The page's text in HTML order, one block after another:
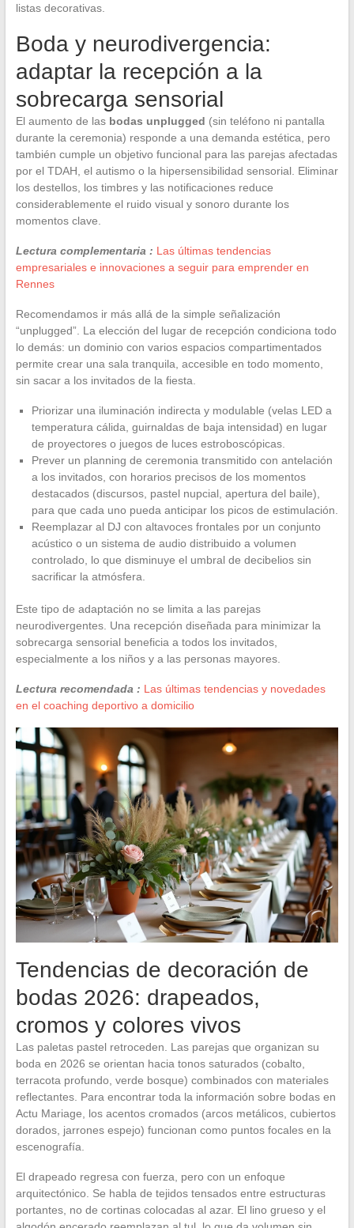
listas decorativas.
Boda y neurodivergencia:
adaptar la recepción a la
sobrecarga sensorial
El aumento de las bodas unplugged (sin teléfono ni pantalla
durante la ceremonia) responde a una demanda estética, pero
también cumple un objetivo funcional para las parejas afectadas
por el TDAH, el autismo o la hipersensibilidad sensorial. Eliminar
los destellos, los timbres y las notificaciones reduce
considerablemente el ruido visual y sonoro durante los
momentos clave.
Lectura complementaria : Las últimas tendencias
empresariales e innovaciones a seguir para emprender en
Rennes
Recomendamos ir más allá de la simple señalización
“unplugged”. La elección del lugar de recepción condiciona todo
lo demás: un dominio con varios espacios compartimentados
permite crear una sala tranquila, accesible en todo momento,
sin sacar a los invitados de la fiesta.
Priorizar una iluminación indirecta y modulable (velas LED a
temperatura cálida, guirnaldas de baja intensidad) en lugar
de proyectores o juegos de luces estroboscópicas.
Prever un planning de ceremonia transmitido con antelación
a los invitados, con horarios precisos de los momentos
destacados (discursos, pastel nupcial, apertura del baile),
para que cada uno pueda anticipar los picos de estimulación.
Reemplazar al DJ con altavoces frontales por un conjunto
acústico o un sistema de audio distribuido a volumen
controlado, lo que disminuye el umbral de decibelios sin
sacrificar la atmósfera.
Este tipo de adaptación no se limita a las parejas
neurodivergentes. Una recepción diseñada para minimizar la
sobrecarga sensorial beneficia a todos los invitados,
especialmente a los niños y a las personas mayores.
Lectura recomendada : Las últimas tendencias y novedades
en el coaching deportivo a domicilio
Tendencias de decoración de
bodas 2026: drapeados,
cromos y colores vivos
Las paletas pastel retroceden. Las parejas que organizan su
boda en 2026 se orientan hacia tonos saturados (cobalto,
terracota profundo, verde bosque) combinados con materiales
reflectantes. Para encontrar toda la información sobre bodas en
Actu Mariage, los acentos cromados (arcos metálicos, cubiertos
dorados, jarrones espejo) funcionan como puntos focales en la
escenografía.
El drapeado regresa con fuerza, pero con un enfoque
arquitectónico. Se habla de tejidos tensados entre estructuras
portantes, no de cortinas colocadas al azar. El lino grueso y el